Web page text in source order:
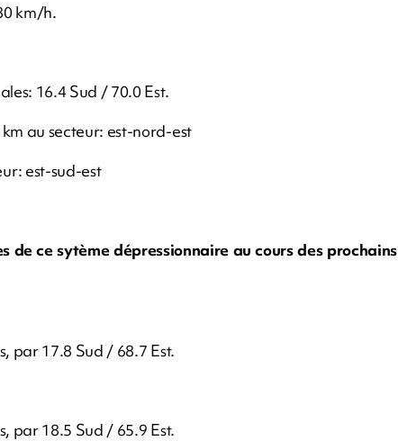
km/h.
16.4 Sud / 70.0 Est.
au secteur: est-nord-est
est-sud-est
de ce sytème dépressionnaire au cours des prochains
par 17.8 Sud / 68.7 Est.
par 18.5 Sud / 65.9 Est.